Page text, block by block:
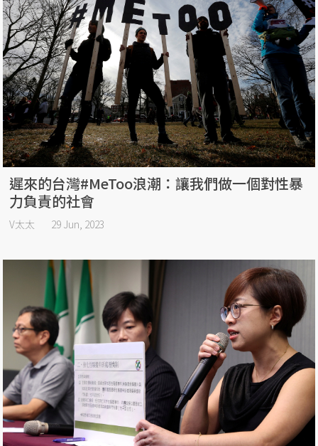
遲來的台灣#MeToo浪潮：讓我們做一個對性暴
力負責的社會
V太太 29 Jun, 2023